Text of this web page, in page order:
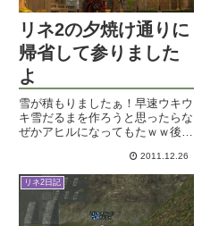
リネ2の夕焼け通りに
帰省して参りました
よ
雪が積もりましたぁ！早速ウキウ
キ雪だるまを作ろうと思ったらな
ぜかアヒルになってもたｗｗ後ほ
こうかしら。 →雪だるまを作っ
てみたはずだった昨夜は約束通
り、リネ2に帰省して参りまし
た。そんなわけで今日はFF14以
外...
2011.12.26
リネ2日記